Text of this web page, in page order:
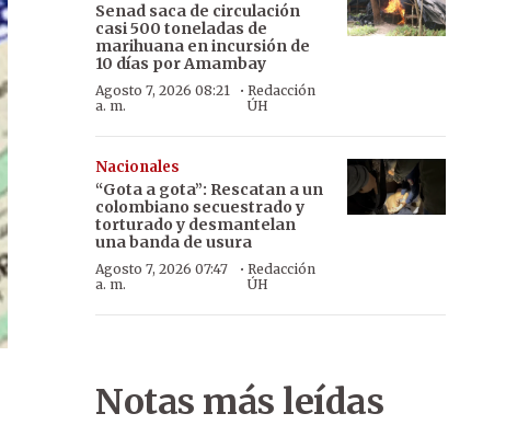
Senad saca de circulación
casi 500 toneladas de
marihuana en incursión de
10 días por Amambay
Agosto 7, 2026 08:21
a. m.
·Redacción
ÚH
Nacionales
“Gota a gota”: Rescatan a un
colombiano secuestrado y
torturado y desmantelan
una banda de usura
Agosto 7, 2026 07:47
a. m.
· Redacción
ÚH
Notas más leídas